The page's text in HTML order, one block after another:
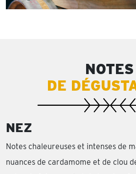
NOTES
DE
NEZ
Notes chaleureuses et intenses de
nuances de cardamome et de clou